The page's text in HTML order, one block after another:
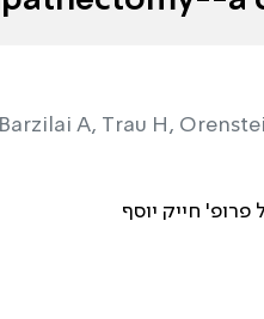
A, Trau H,
חייק יוסף